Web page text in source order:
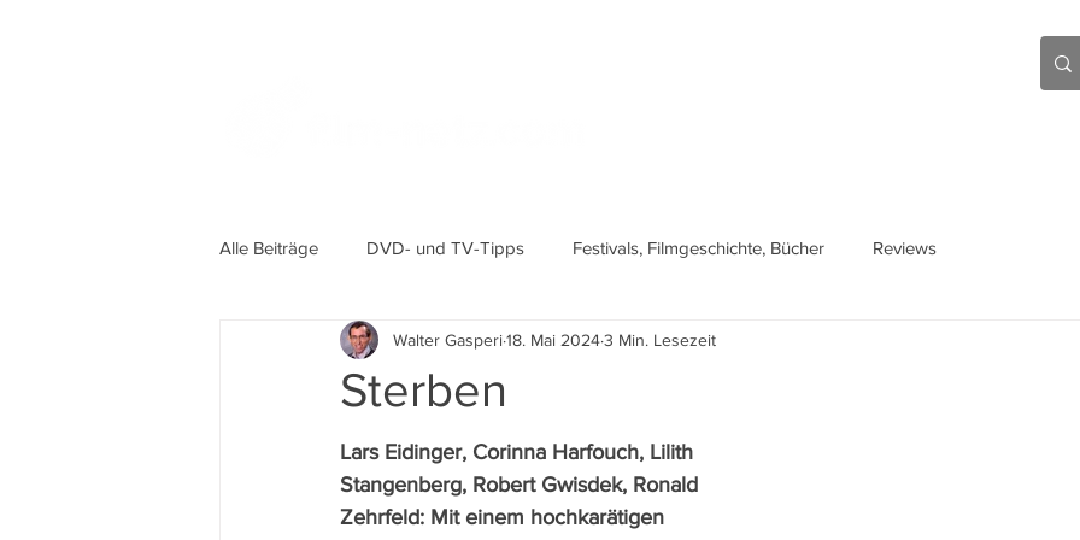
Alle Beiträge DVD- und TV-Tipps Festivals, Filmgeschichte, Bücher Reviews
Sterben
Walter Gasperi18. Mai 20243 Min. Lesezeit
Lars Eidinger, Corinna Harfouch, Lilith
Stangenberg, Robert Gwisdek, Ronald
Zehrfeld: Mit einem hochkarätigen